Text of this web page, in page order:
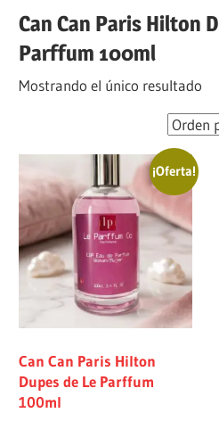
Can Can Paris Hilton
Parffum 100ml
Mostrando el único resultado
¡Oferta!
Can Can Paris Hilton
Dupes de Le Parffum
100ml